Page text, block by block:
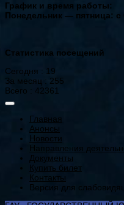
График и время работы:
Понедельник — пятница: с
Статистика посещений
Сегодня : 19
За месяц : 255
Всего : 42361
Главная
Анонсы
Новости
Направления
Документы
Купить билет
Контакты
Версия для